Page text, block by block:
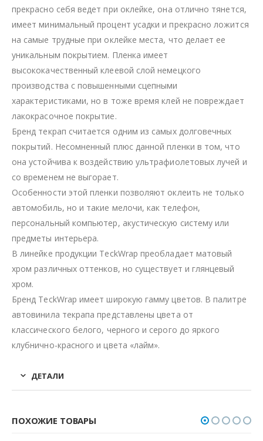
прекрасно себя ведет при оклейке, она отлично тянется,
имеет минимальный процент усадки и прекрасно ложится
на самые трудные при оклейке места, что делает ее
уникальным покрытием. Пленка имеет
высококачественный клеевой слой немецкого
производства с повышенными сцепными
характеристиками, но в тоже время клей не повреждает
лакокрасочное покрытие.
Бренд текрап считается одним из самых долговечных
покрытий. Несомненный плюс данной пленки в том, что
она устойчива к воздействию ультрафиолетовых лучей и
со временем не выгорает.
Особенности этой пленки позволяют оклеить не только
автомобиль, но и такие мелочи, как телефон,
персональный компьютер, акустическую систему или
предметы интерьера.
В линейке продукции TeckWrap преобладает матовый
хром различных оттенков, но существует и глянцевый
хром.
Бренд TeckWrap имеет широкую гамму цветов. В палитре
автовинила текрапа представлены цвета от
классического белого, черного и серого до яркого
клубнично-красного и цвета «лайм».
ДЕТАЛИ
ПОХОЖИЕ ТОВАРЫ